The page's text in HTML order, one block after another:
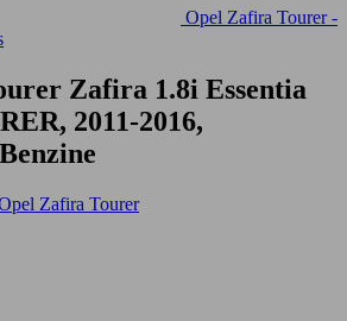
Opel Zafira Tourer -
Zafira 1.8i Essentia
2011-2016,
Zafira Tourer